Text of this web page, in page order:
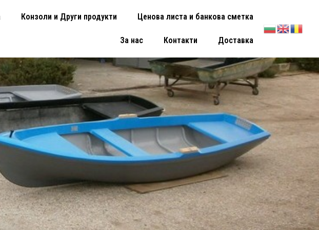
Конзоли и Други продукти Ценова листа и банкова сметка
За нас Контакти Доставка